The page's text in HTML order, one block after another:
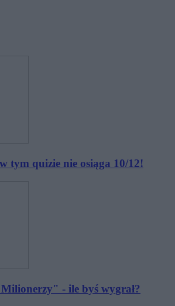
tym quizie nie osiąga 10/12!
- ile byś wygrał?